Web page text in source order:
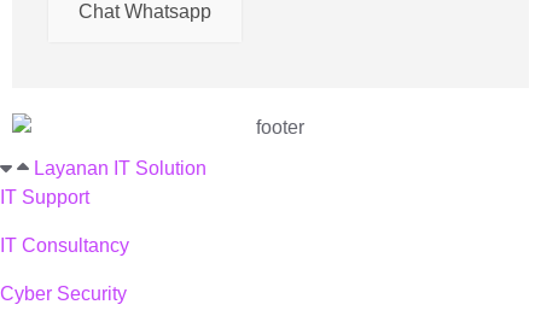
Chat Whatsapp
Layanan IT Solution
IT Support
IT Consultancy
Cyber Security